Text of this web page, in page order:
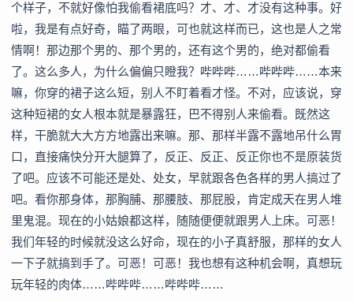
个样子，不就好像怕我偷看裙底吗？才、才、才没有这种事。好
啦，我是有点好奇，瞄了两眼，可也就这样而已，这也是人之常
情啊！那边那个男的、那个男的，还有这个男的，绝对都偷看
了。这么多人，为什么偏偏只瞪我？哔哔哔……哔哔哔……本来
嘛，你穿的裙子这么短，别人不盯着看才怪。不对，应该说，穿
这种短裙的女人根本就是暴露狂，巴不得别人来偷看。既然这
样，干脆就大大方方地露出来嘛。那、那样半露不露地吊什么胃
口，直接痛快分开大腿算了，反正、反正、反正你也不是原装货
了吧。应该不可能还是处、处女，早就跟各色各样的男人搞过了
吧。看你那身体，那胸脯、那腰肢、那屁股，肯定成天在男人堆
里鬼混。现在的小姑娘都这样，随随便便就跟男人上床。可恶！
我们年轻的时候就没这么好命，现在的小子真舒服，那样的女人
一下子就搞到手了。可恶！可恶！我也想有这种机会啊，真想玩
玩年轻的肉体……哔哔哔……哔哔哔……